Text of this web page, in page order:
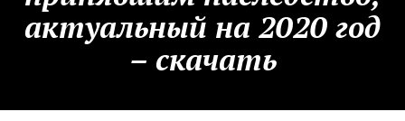
актуальный на 2020 год
– скачать